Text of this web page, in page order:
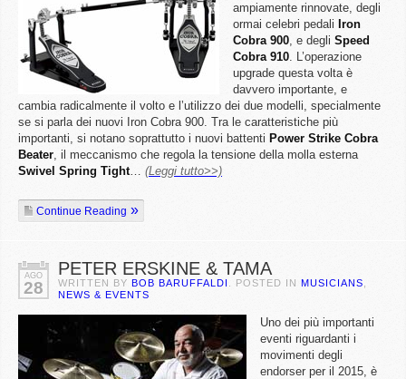
ampiamente rinnovate, degli
ormai celebri pedali Iron
Cobra 900, e degli Speed
Cobra 910. L’operazione
upgrade questa volta è
davvero importante, e
cambia radicalmente il volto e l’utilizzo dei due modelli, specialmente
se si parla dei nuovi Iron Cobra 900. Tra le caratteristiche più
importanti, si notano soprattutto i nuovi battenti Power Strike Cobra
Beater, il meccanismo che regola la tensione della molla esterna
Swivel Spring Tight… (Leggi tutto>>)
Continue Reading
AGO
28
PETER ERSKINE & TAMA
WRITTEN BY BOB BARUFFALDI . POSTED IN MUSICIANS
NEWS & EVENTS
Uno dei più importanti
eventi riguardanti i
movimenti degli
endorser per il 2015, è